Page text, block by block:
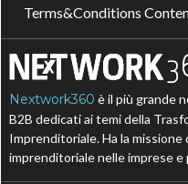
Terms&Conditions
Nextwork360 è il più grande
B2B dedicati ai temi della
Imprenditoriale. Ha la
imprenditoriale nelle imprese